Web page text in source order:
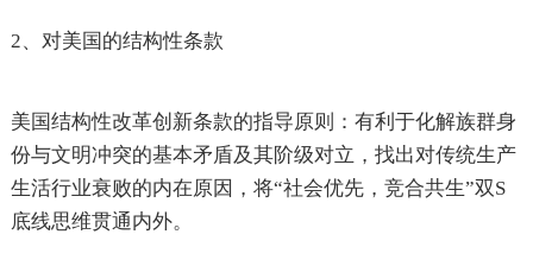
2、对美国的结构性条款
美国结构性改革创新条款的指导原则：有利于化解族群身
份与文明冲突的基本矛盾及其阶级对立，找出对传统生产
生活行业衰败的内在原因，将“社会优先，竞合共生”双S
底线思维贯通内外。